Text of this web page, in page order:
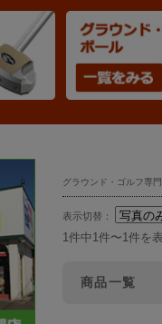
グラウンド・ゴルフ専
表示切替：
1件中1件〜1件を
商品一覧